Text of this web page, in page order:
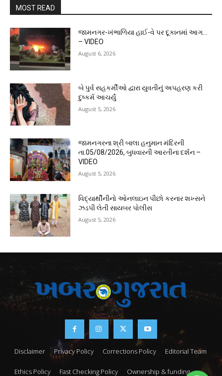
MOST READ
જામનગર-ખંભાળિયા હાઈ-વે પર દૂકાનમાં આગ…
– VIDEO
August 6, 2026
બે પુર્વ સહકર્મીઓ દ્વારા યુવતીનું અપહરણ કરી
દુષ્કર્મ આચર્યું
August 5, 2026
જામનગરના શ્રી બાલા હનુમાન મંદિરની
તા.05/08/2026, બુધવારની આરતીના દર્શન –
VIDEO
August 5, 2026
વિદ્યાર્થીનીનો ઓનલાઇન પીછો કરનાર શખ્સને
ઝડપી લેતી સાયબર પોલીસ
August 5, 2026
Disclaimer Privacy Policy Corrections Policy Editorial Team
Ethics Policy Fast Checking Policy Ownership & funding